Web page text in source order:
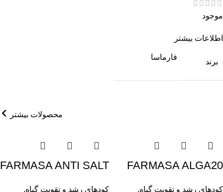
موجود
اطلاعات بیشتر
برند
فارماسا
محصولات بیشتر
FARMASA ALGA20
کودهای رشد و تقویت گیاه,
FARMASA ANTI SALT
کودهای رشد و تقویت گیاه,